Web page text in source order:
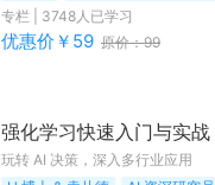
专栏
3748人已学习
优惠价￥ 59 原价：99
强化学习快速入门与实战
玩转 AI 决策，深入多行业应用